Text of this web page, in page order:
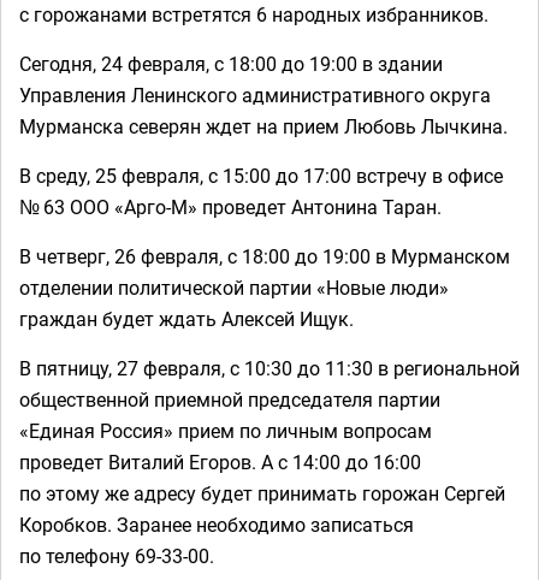
с горожанами встретятся 6 народных избранников.
Сегодня, 24 февраля, с 18:00 до 19:00 в здании
Управления Ленинского административного округа
Мурманска северян ждет на прием Любовь Лычкина.
В среду, 25 февраля, с 15:00 до 17:00 встречу в офисе
№ 63 ООО «Арго-М» проведет Антонина Таран.
В четверг, 26 февраля, с 18:00 до 19:00 в Мурманском
отделении политической партии «Новые люди»
граждан будет ждать Алексей Ищук.
В пятницу, 27 февраля, с 10:30 до 11:30 в региональной
общественной приемной председателя партии
«Единая Россия» прием по личным вопросам
проведет Виталий Егоров. А с 14:00 до 16:00
по этому же адресу будет принимать горожан Сергей
Коробков. Заранее необходимо записаться
по телефону 69-33-00.